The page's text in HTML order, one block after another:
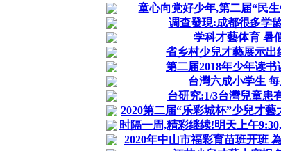
童心向党好少年,第二届“民
调查發現:成都很多学
学科才藝体育 暑
省乡村少兒才藝展示
第二届2018年少年读
台灣六成小学生
台研究:1/3台灣兒童患
2020第二届“乐彩城杯”少兒才
时隔一周,精彩继续!明天上午
2020年中山市福彩育苗班开班